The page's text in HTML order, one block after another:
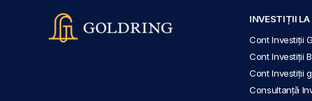
INVESTIȚII LA
Cont Investiții
Cont Investiții
Cont Investiții
Consultanță